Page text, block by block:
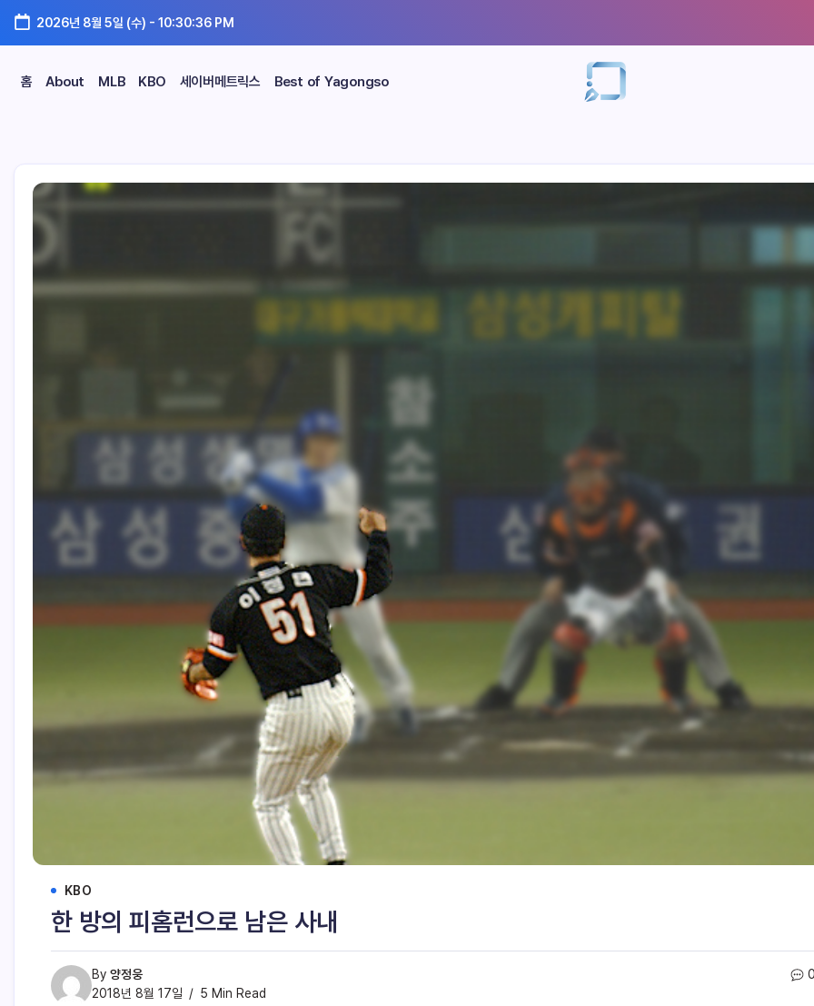
2026년 8월 5일 (수) - 10:30:38 PM
홈 About MLB KBO 세이버메트릭스 Best of Yagongso
KBO
한 방의 피홈런으로 남은 사내
By 양정웅
2018년 8월 17일
5 Min Read